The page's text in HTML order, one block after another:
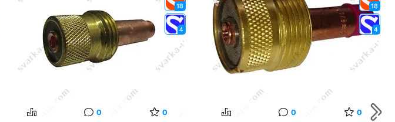
18
4
0 0
18
4
0 0